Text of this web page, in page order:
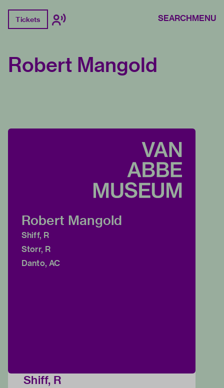
Tickets SEARCHMENU
Robert Mangold
Robert Mangold
Shiff, R
Storr, R
Danto, AC
Shiff, R